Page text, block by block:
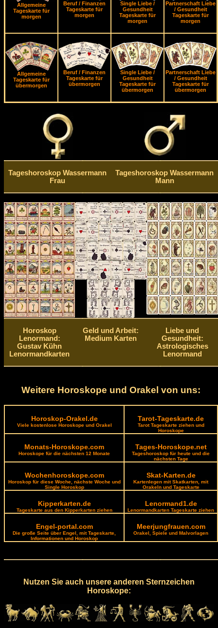
Allgemeine
Tageskarte für
morgen
Beruf / Finanzen
Tageskarte für
morgen
Single Liebe /
Gesundheit
Tageskarte für
morgen
Partnerschaft Liebe
/ Gesundheit
Tageskarte für
morgen
Allgemeine
Tageskarte für
übermorgen
Beruf / Finanzen
Tageskarte für
übermorgen
Single Liebe /
Gesundheit
Tageskarte für
übermorgen
Partnerschaft Liebe
/ Gesundheit
Tageskarte für
übermorgen
Tageshoroskop Wassermann
Frau
Tageshoroskop Wassermann
Mann
Horoskop
Lenormand:
Gustav Kühn
Lenormandkarten
Geld und Arbeit:
Medium Karten
Liebe und
Gesundheit:
Astrologisches
Lenormand
Weitere Horoskope und Orakel von uns:
Horoskop-Orakel.de
Viele kostenlose Horoskope und Orakel
Tarot-Tageskarte.de
Tarot Tageskarte ziehen und
Horoskope
Monats-Horoskope.com
Horoskope für die nächsten 12 Monate
Tages-Horoskope.net
Tageshoroskop für heute und die
nächsten Tage
Wochenhoroskope.com
Horoskop für diese Woche, nächste Woche und
Single Horoskop
Skat-Karten.de
Kartenlegen mit Skatkarten, mit
Orakeln und Tageskarte
Kipperkarten.de
Tageskarte aus den Kipperkarten ziehen
Lenormand1.de
Lenormandkarten Tageskarte ziehen
Engel-portal.com
Die große Seite über Engel, mit Tageskarte,
Informationen und Horoskop
Meerjungfrauen.com
Orakel, Spiele und Malvorlagen
Nutzen Sie auch unsere anderen Sternzeichen
Horoskope: